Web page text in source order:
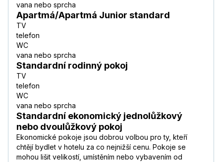
vana nebo sprcha
Apartmá/Apartmá Junior standard
TV
telefon
WC
vana nebo sprcha
Standardní rodinný pokoj
TV
telefon
WC
vana nebo sprcha
Standardní ekonomický jednolůžkový
nebo dvoulůžkový pokoj
Ekonomické pokoje jsou dobrou volbou pro ty, kteří
chtějí bydlet v hotelu za co nejnižší cenu. Pokoje se
mohou lišit velikostí, umístěním nebo vybavením od